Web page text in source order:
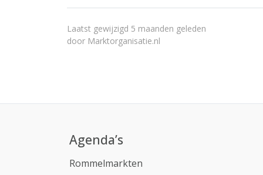
Laatst gewijzigd 5 maanden geleden
door Marktorganisatie.nl
Agenda’s
Rommelmarkten